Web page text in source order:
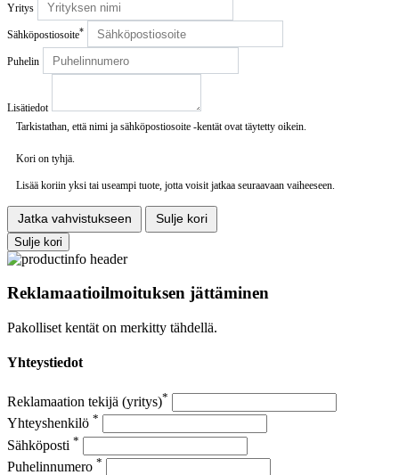
Yritys
Sähköpostiosoite*
Puhelin
Lisätiedot
Tarkistathan, että nimi ja sähköpostiosoite -kentät ovat täytetty oikein.
Kori on tyhjä.
Lisää koriin yksi tai useampi tuote, jotta voisit jatkaa seuraavaan vaiheeseen.
Jatka vahvistukseen
Sulje kori
Sulje kori
Reklamaatioilmoituksen jättäminen
Pakolliset kentät on merkitty tähdellä.
Yhteystiedot
Reklamaation tekijä (yritys)*
Yhteyshenkilö *
Sähköposti *
Puhelinnumero *